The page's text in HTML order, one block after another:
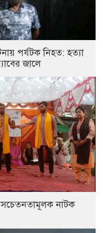
পর্যটক নিহত: হত্যা
জালে
সচেতনতামূলক নাটক